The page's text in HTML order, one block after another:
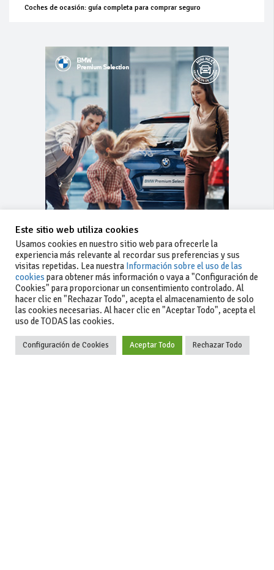
Coches de ocasión: guía completa para comprar seguro
Este sitio web utiliza cookies
Usamos cookies en nuestro sitio web para ofrecerle la
experiencia más relevante al recordar sus preferencias y sus
visitas repetidas. Lea nuestra Información sobre el uso de las
cookies para obtener más información o vaya a "Configuración de
Cookies" para proporcionar un consentimiento controlado. Al
hacer clic en "Rechazar Todo", acepta el almacenamiento de solo
las cookies necesarias. Al hacer clic en "Aceptar Todo", acepta el
uso de TODAS las cookies.
Configuración de Cookies Aceptar Todo Rechazar Todo